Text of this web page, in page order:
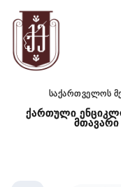
საქართველოს
ქართული